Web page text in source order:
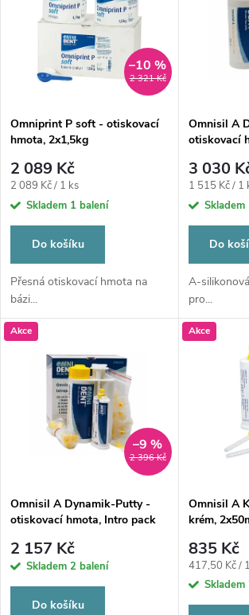
p
r
o
d
u
k
Abecedně
s
p
r
o
d
u
k
2 321 Kč
–10 %
Omniprint P soft - otiskovací
hmota, 2x1,5kg
2 089 Kč
Měrná
cena:
2 089 Kč / 1 ks
Skladem 1 balení
Do košíku
Přesná otiskovací hmota na
bázi...
Omnisil A
otiskovací
3 030
Měrná
cena:
1 515 Kč / 1
Skladem
Do
A-
pro...
Akce
2 396 Kč
–9 %
Omnisil A Dynamik-Putty -
otiskovací hmota, Intro pack
2 157 Kč
Skladem 2 balení
Do košíku
Akce
Omnisil A
krém,
835 Kč
Měrná
cena:
417,50 Kč /
Skladem